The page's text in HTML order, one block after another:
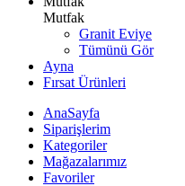
Mutfak
Granit Eviye
Tümünü Gör
Ayna
Fırsat Ürünleri
AnaSayfa
Siparişlerim
Kategoriler
Mağazalarımız
Favoriler